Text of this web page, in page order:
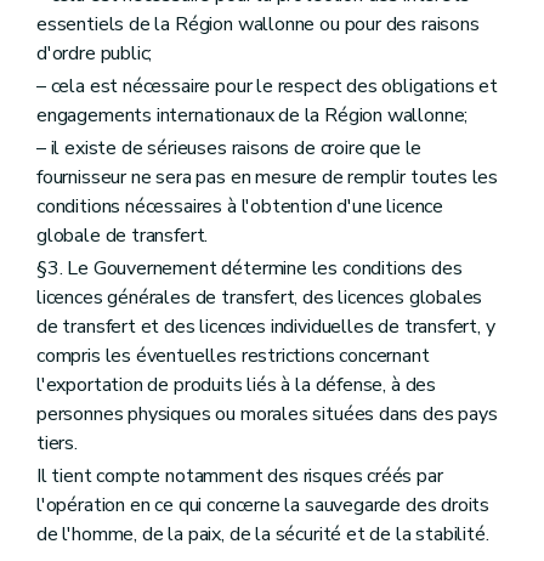
essentiels de la Région wallonne ou pour des raisons
d'ordre public;
– cela est nécessaire pour le respect des obligations et
engagements internationaux de la Région wallonne;
– il existe de sérieuses raisons de croire que le
fournisseur ne sera pas en mesure de remplir toutes les
conditions nécessaires à l'obtention d'une licence
globale de transfert.
§3. Le Gouvernement détermine les conditions des
licences générales de transfert, des licences globales
de transfert et des licences individuelles de transfert, y
compris les éventuelles restrictions concernant
l'exportation de produits liés à la défense, à des
personnes physiques ou morales situées dans des pays
tiers.
Il tient compte notamment des risques créés par
l'opération en ce qui concerne la sauvegarde des droits
de l'homme, de la paix, de la sécurité et de la stabilité.